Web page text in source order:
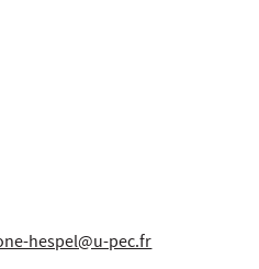
hespel@u-pec.fr